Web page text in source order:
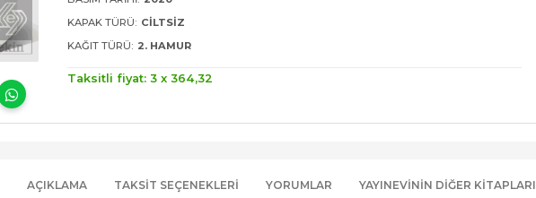
KAPAK TÜRÜ: CILTSIZ
KAĞIT TÜRÜ: 2. HAMUR
Taksitli fiyat: 3 x364,32
AÇIKLAMA TAKSIT SEÇENEKLERI YORUMLAR YAYINEVININ DIĞER KITAPLARI